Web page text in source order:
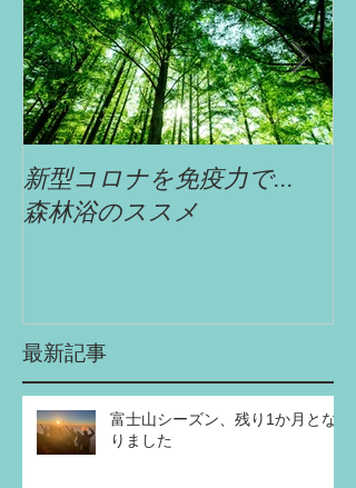
新型コロナを免疫力で...
森林浴のススメ
最新記事
富士山シーズン、残り1か月とな
りました